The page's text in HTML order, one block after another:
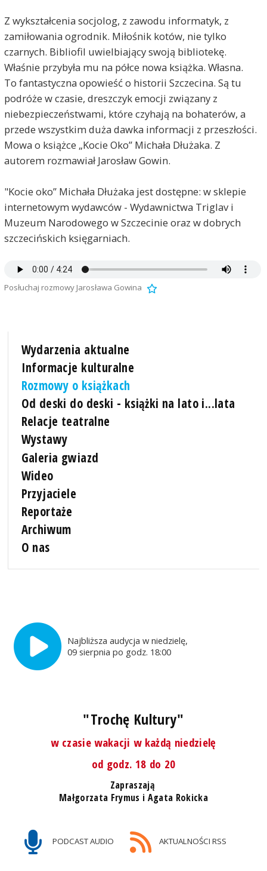
Z wykształcenia socjolog, z zawodu informatyk, z
zamiłowania ogrodnik. Miłośnik kotów, nie tylko
czarnych. Bibliofil uwielbiający swoją bibliotekę.
Właśnie przybyła mu na półce nowa książka. Własna.
To fantastyczna opowieść o historii Szczecina. Są tu
podróże w czasie, dreszczyk emocji związany z
niebezpieczeństwami, które czyhają na bohaterów, a
przede wszystkim duża dawka informacji z przeszłości.
Mowa o książce „Kocie Oko” Michała Dłużaka. Z
autorem rozmawiał Jarosław Gowin.
"Kocie oko” Michała Dłużaka jest dostępne: w sklepie
internetowym wydawców - Wydawnictwa Triglav i
Muzeum Narodowego w Szczecinie oraz w dobrych
szczecińskich księgarniach.
Posłuchaj rozmowy Jarosława Gowina
Wydarzenia aktualne
Informacje kulturalne
Rozmowy o książkach
Od deski do deski - książki na lato i...lata
Relacje teatralne
Wystawy
Galeria gwiazd
Wideo
Przyjaciele
Reportaże
Archiwum
O nas
Najbliższa audycja w niedzielę,
09 sierpnia po godz. 18:00
"Trochę Kultury"
w czasie wakacji w każdą niedzielę
od godz. 18 do 20
Zapraszają
Małgorzata Frymus i Agata Rokicka
PODCAST AUDIO AKTUALNOŚCI RSS